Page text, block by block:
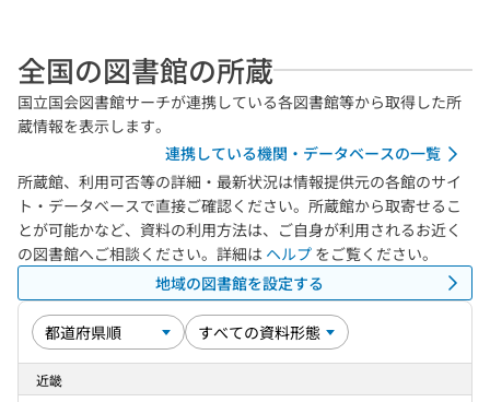
全国の図書館の所蔵
国立国会図書館サーチが連携している各図書館等から取得した所
蔵情報を表示します。
連携している機関・データベースの一覧
所蔵館、利用可否等の詳細・最新状況は情報提供元の各館のサイ
ト・データベースで直接ご確認ください。所蔵館から取寄せるこ
とが可能かなど、資料の利用方法は、ご自身が利用されるお近く
の図書館へご相談ください。詳細は ヘルプ をご覧ください。
地域の図書館を設定する
近畿